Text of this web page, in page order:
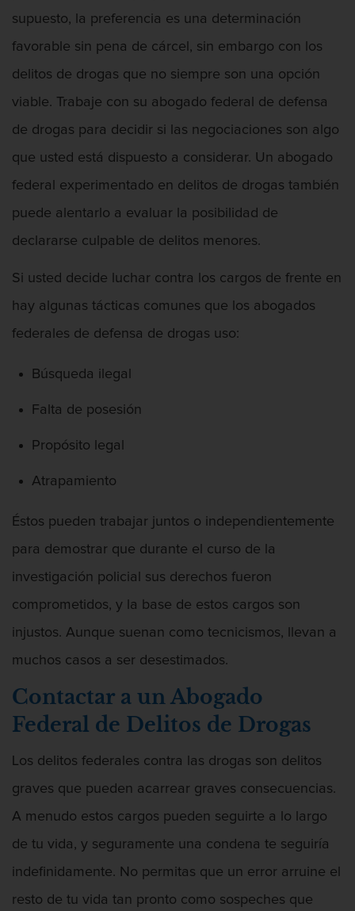
supuesto, la preferencia es una determinación
favorable sin pena de cárcel, sin embargo con los
delitos de drogas que no siempre son una opción
viable. Trabaje con su abogado federal de defensa
de drogas para decidir si las negociaciones son algo
que usted está dispuesto a considerar. Un abogado
federal experimentado en delitos de drogas también
puede alentarlo a evaluar la posibilidad de
declararse culpable de delitos menores.
Si usted decide luchar contra los cargos de frente en
hay algunas tácticas comunes que los abogados
federales de defensa de drogas uso:
Búsqueda ilegal
Falta de posesión
Propósito legal
Atrapamiento
Éstos pueden trabajar juntos o independientemente
para demostrar que durante el curso de la
investigación policial sus derechos fueron
comprometidos, y la base de estos cargos son
injustos. Aunque suenan como tecnicismos, llevan a
muchos casos a ser desestimados.
Contactar a un Abogado
Federal de Delitos de Drogas
Los delitos federales contra las drogas son delitos
graves que pueden acarrear graves consecuencias.
A menudo estos cargos pueden seguirte a lo largo
de tu vida, y seguramente una condena te seguiría
indefinidamente. No permitas que un error arruine el
resto de tu vida tan pronto como sospeches que
Conducir Con Una Licencia Suspendida
Dañar Líneas Telefónicas, Eléctricas O De
Defensa Criminal
Defensa De Asalto
Defensa de Homicidios
Defensa De Licencia Profesional